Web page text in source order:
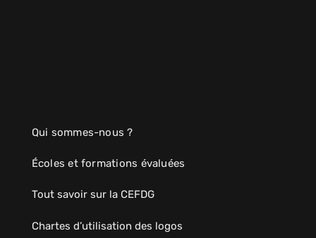
Qui sommes-nous ?
Écoles et formations évaluées
Tout savoir sur la CEFDG
Chartes d’utilisation des logos